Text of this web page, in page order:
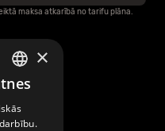
maksa atkarībā no tarifu plāna.
LATVIAN
ENGLISH
×